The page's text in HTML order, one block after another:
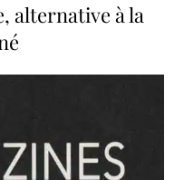
alternative à la